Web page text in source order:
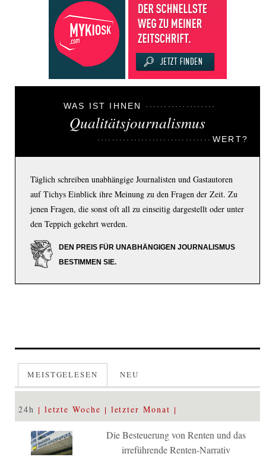
WAS IST IHNEN
Qualitätsjournalismus
WERT?
Täglich schreiben unabhängige Journalisten und Gastautoren
auf Tichys Einblick ihre Meinung zu den Fragen der Zeit. Zu
jenen Fragen, die sonst oft all zu einseitig dargestellt oder unter
den Teppich gekehrt werden.
DEN PREIS FÜR UNABHÄNGIGEN JOURNALISMUS
BESTIMMEN SIE.
MEISTGELESEN NEU
24h letzte Woche letzter Monat
Die Besteuerung von Renten und das
irreführende Renten-Narrativ